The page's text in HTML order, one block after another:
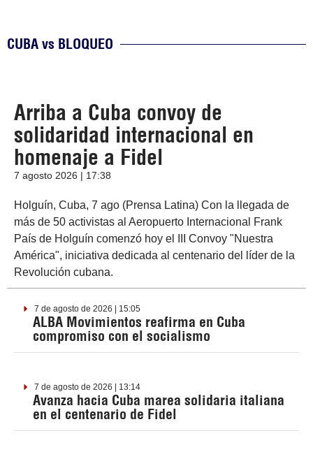
CUBA vs BLOQUEO
Arriba a Cuba convoy de
solidaridad internacional en
homenaje a Fidel
7 agosto 2026 | 17:38
Holguín, Cuba, 7 ago (Prensa Latina) Con la llegada de
más de 50 activistas al Aeropuerto Internacional Frank
País de Holguín comenzó hoy el III Convoy "Nuestra
América", iniciativa dedicada al centenario del líder de la
Revolución cubana.
7 de agosto de 2026 | 15:05
ALBA Movimientos reafirma en Cuba
compromiso con el socialismo
7 de agosto de 2026 | 13:14
Avanza hacia Cuba marea solidaria italiana
en el centenario de Fidel